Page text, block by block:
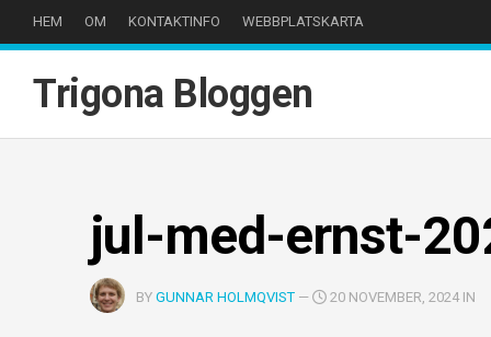
HEM OM KONTAKTINFO WEBBPLATSKARTA
Trigona Bloggen
jul-med-ernst-
BY GUNNAR HOLMQVIST— 20 NOVEMBER, 2024 IN